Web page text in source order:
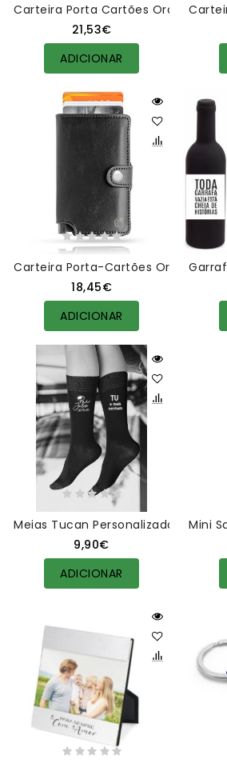
Carteira Porta Cartões Orange
21,53€
ADICIONAR
Carteira Porta-Cartões Orange Em
18,45€
ADICIONAR
Meias Tucan Personalizadas
9,90€
ADICIONAR
Mini